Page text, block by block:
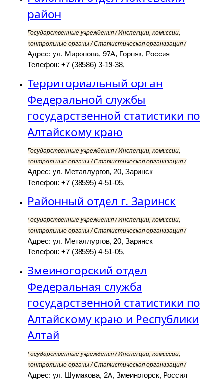
район
Государственные учреждения / Инспекции, комиссии,
контрольные органы / Статистическая организация /
Адрес: ул. Миронова, 97А, Горняк, Россия
Телефон: +7 (38586) 3-19-38,
Территориальный орган
Федеральной службы
государственной статистики по
Алтайскому краю
Государственные учреждения / Инспекции, комиссии,
контрольные органы / Статистическая организация /
Адрес: ул. Металлургов, 20, Заринск
Телефон: +7 (38595) 4-51-05,
Районный отдел г. Заринск
Государственные учреждения / Инспекции, комиссии,
контрольные органы / Статистическая организация /
Адрес: ул. Металлургов, 20, Заринск
Телефон: +7 (38595) 4-51-05,
Змеиногорский отдел
Федеральная служба
государственной статистики по
Алтайскому краю и Республики
Алтай
Государственные учреждения / Инспекции, комиссии,
контрольные органы / Статистическая организация /
Адрес: ул. Шумакова, 2А, Змеиногорск, Россия